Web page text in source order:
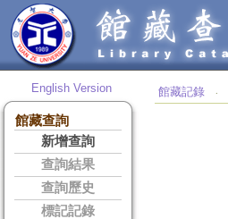
English Version
館藏查詢
新增查詢
查詢結果
查詢歷史
標記記錄
館藏記錄 ‧